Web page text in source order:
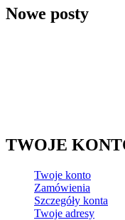
Nowe posty
TWOJE
Twoje konto
Zamówienia
Szczegóły konta
Twoje adresy